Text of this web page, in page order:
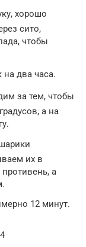
хорошо
сито,
чтобы
два часа.
за тем, чтобы
а на
их в
а
12 минут.